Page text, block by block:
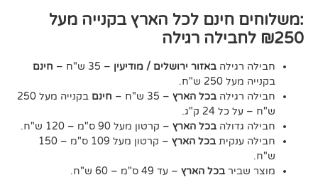
לכל הארץ בקנייה מעל
באזור ירושלים / מודיעין– 35 ש"ח –
חינם
בכל הארץ– 35 ש"ח – חינם
בקנייה מעל 250
בכל הארץ – קרטון מעל 90 ס"מ – 120 ש"ח.
בכל הארץ – קרטון מעל 109 ס"מ – 150
בכל הארץ– עד 49 ס"מ – 60 ש"ח.